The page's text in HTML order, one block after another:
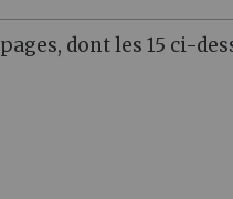
dont les 15 ci-